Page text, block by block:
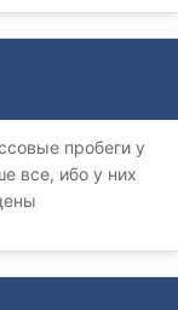
пробеги у
все, ибо у них